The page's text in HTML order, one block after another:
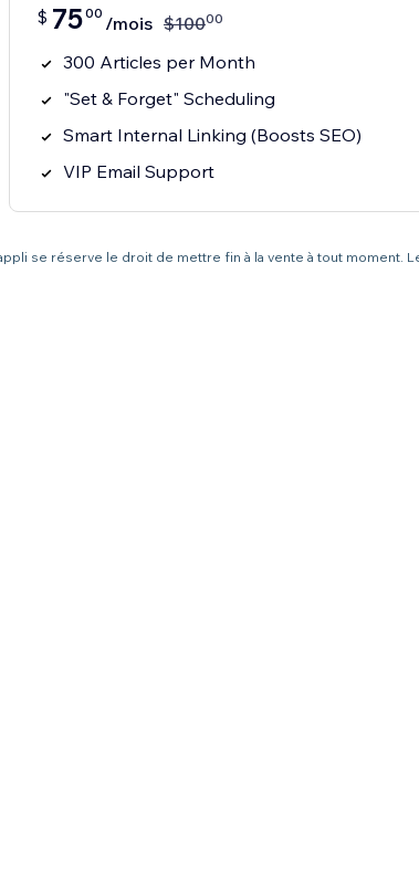
$ 7500 /mois $10000
300 Articles per Month
"Set & Forget" Scheduling
Smart Internal Linking (Boosts SEO)
VIP Email Support
se réserve le droit de mettre fin à la vente à tout moment.